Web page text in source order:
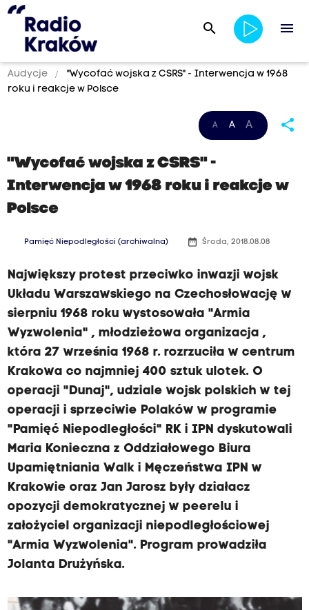
search menu
Audycje
"Wycofać wojska z CSRS" - Interwencja w 1968
roku i reakcje w Polsce
A A A share
"Wycofać wojska z CSRS" -
Interwencja w 1968 roku i reakcje w
Polsce
Pamięć Niepodległości (archiwalna) date_range Środa, 2018.08.08
Największy protest przeciwko inwazji wojsk
Układu Warszawskiego na Czechosłowację w
sierpniu 1968 roku wystosowała "Armia
Wyzwolenia" , młodzieżowa organizacja ,
która 27 września 1968 r. rozrzuciła w centrum
Krakowa co najmniej 400 sztuk ulotek. O
operacji "Dunaj", udziale wojsk polskich w tej
operacji i sprzeciwie Polaków w programie
"Pamięć Niepodległości" RK i IPN dyskutowali
Maria Konieczna z Oddziałowego Biura
Upamiętniania Walk i Męczeństwa IPN w
Krakowie oraz Jan Jarosz były działacz
opozycji demokratycznej w peerelu i
założyciel organizacji niepodległościowej
"Armia Wyzwolenia". Program prowadziła
Jolanta Drużyńska.